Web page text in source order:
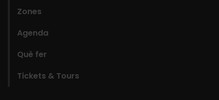
Zones
Agenda
Què fer
Tickets & Tours